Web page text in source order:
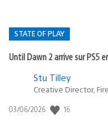
STATE OF PLAY
Until Dawn 2 arrive sur PS5
Postée
:
Stu Tilley
Creative Director,
Date
03/06/2026 16